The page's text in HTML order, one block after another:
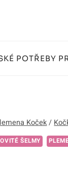
POTŘEBY
Koček /
ŠELMY